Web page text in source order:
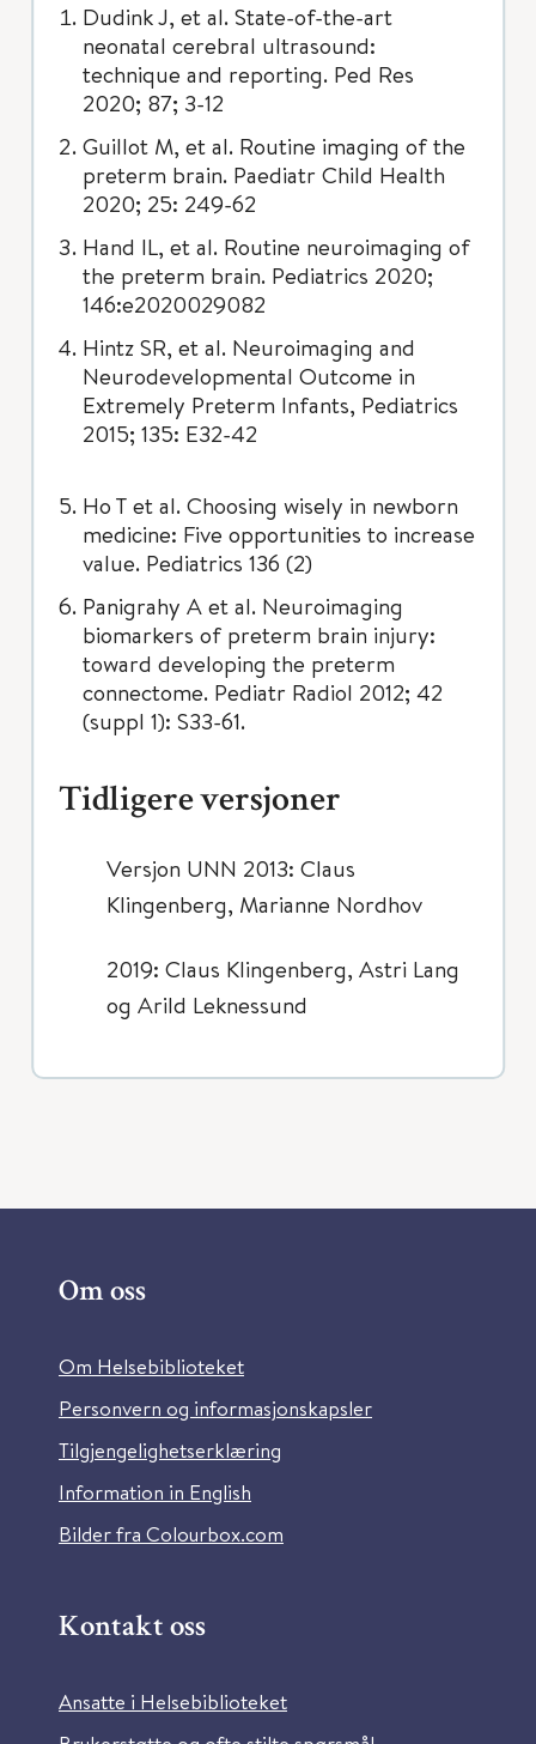
Dudink J, et al. State-of-the-art
neonatal cerebral ultrasound:
technique and reporting. Ped Res
2020; 87; 3-12
Guillot M, et al. Routine imaging of the
preterm brain. Paediatr Child Health
2020; 25: 249-62
Hand IL, et al. Routine neuroimaging of
the preterm brain. Pediatrics 2020;
146:e2020029082
Hintz SR, et al. Neuroimaging and
Neurodevelopmental Outcome in
Extremely Preterm Infants, Pediatrics
2015; 135: E32-42
Ho T et al. Choosing wisely in newborn
medicine: Five opportunities to increase
value. Pediatrics 136 (2)
Panigrahy A et al. Neuroimaging
biomarkers of preterm brain injury:
toward developing the preterm
connectome. Pediatr Radiol 2012; 42
(suppl 1): S33-61.
Tidligere versjoner
Versjon UNN 2013: Claus
Klingenberg, Marianne Nordhov
2019: Claus Klingenberg, Astri Lang
og Arild Leknessund
Om oss
Om Helsebiblioteket
Personvern og informasjonskapsler
Tilgjengelighetserklæring
Information in English
Bilder fra Colourbox.com
Kontakt oss
Ansatte i Helsebiblioteket